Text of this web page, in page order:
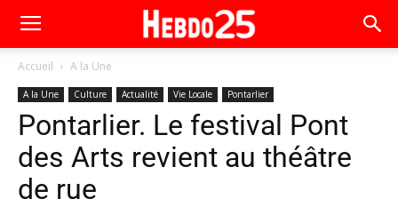
Accueil A la Une
A la Une Culture Actualité Vie Locale Pontarlier
Pontarlier. Le festival Pont
des Arts revient au théâtre
de rue